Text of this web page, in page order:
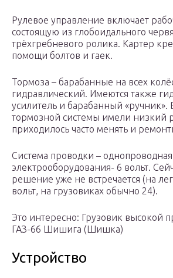
Рулевое управление включает
состоящую из глобоидального
трёхгребневого ролика. Картер
помощи болтов и гаек.
Тормоза – барабанные на всех
гидравлический. Имеются также
усилитель и барабанный «ручник».
тормозной системы имели низкий
приходилось часто менять и
Система проводки –
электрооборудования- 6 вольт.
решение уже не встречается (на
вольт, на грузовиках обычно 24).
Это интересно: Грузовик высокой
ГАЗ-66 Шишига (Шишка)
Устройство